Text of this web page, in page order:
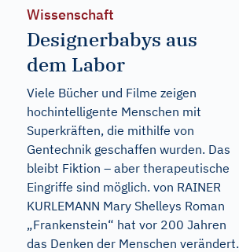
Wissenschaft
Designerbabys aus
dem Labor
Viele Bücher und Filme zeigen
hochintelligente Menschen mit
Superkräften, die mithilfe von
Gentechnik geschaffen wurden. Das
bleibt Fiktion – aber therapeutische
Eingriffe sind möglich. von RAINER
KURLEMANN Mary Shelleys Roman
„Frankenstein“ hat vor 200 Jahren
das Denken der Menschen verändert.